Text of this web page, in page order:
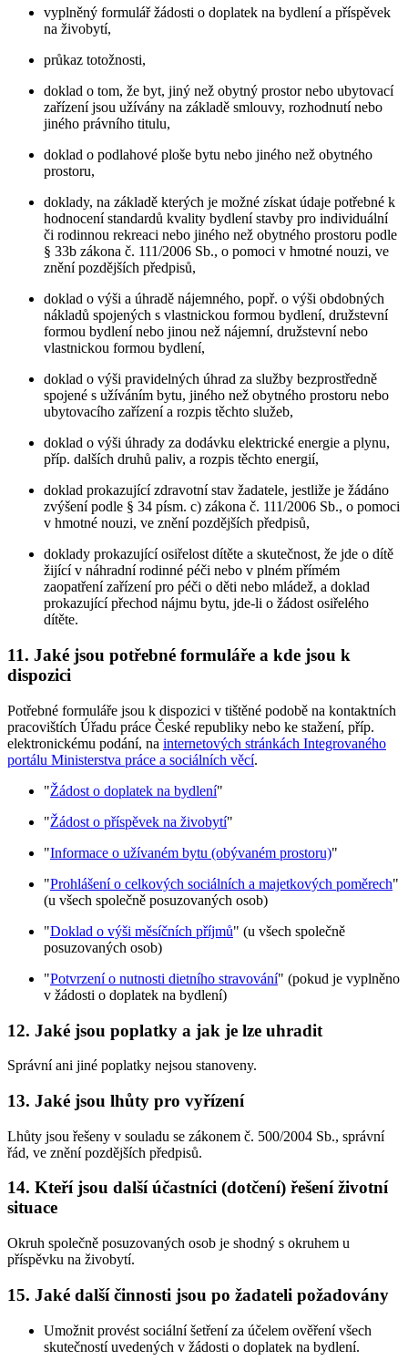
vyplněný formulář žádosti o doplatek na bydlení a příspěvek
na živobytí,
průkaz totožnosti,
doklad o tom, že byt, jiný než obytný prostor nebo ubytovací
zařízení jsou užívány na základě smlouvy, rozhodnutí nebo
jiného právního titulu,
doklad o podlahové ploše bytu nebo jiného než obytného
prostoru,
doklady, na základě kterých je možné získat údaje potřebné k
hodnocení standardů kvality bydlení stavby pro individuální
či rodinnou rekreaci nebo jiného než obytného prostoru podle
§ 33b zákona č. 111/2006 Sb., o pomoci v hmotné nouzi, ve
znění pozdějších předpisů,
doklad o výši a úhradě nájemného, popř. o výši obdobných
nákladů spojených s vlastnickou formou bydlení, družstevní
formou bydlení nebo jinou než nájemní, družstevní nebo
vlastnickou formou bydlení,
doklad o výši pravidelných úhrad za služby bezprostředně
spojené s užíváním bytu, jiného než obytného prostoru nebo
ubytovacího zařízení a rozpis těchto služeb,
doklad o výši úhrady za dodávku elektrické energie a plynu,
příp. dalších druhů paliv, a rozpis těchto energií,
doklad prokazující zdravotní stav žadatele, jestliže je žádáno
zvýšení podle § 34 písm. c) zákona č. 111/2006 Sb., o pomoci
v hmotné nouzi, ve znění pozdějších předpisů,
doklady prokazující osiřelost dítěte a skutečnost, že jde o dítě
žijící v náhradní rodinné péči nebo v plném přímém
zaopatření zařízení pro péči o děti nebo mládež, a doklad
prokazující přechod nájmu bytu, jde-li o žádost osiřelého
dítěte.
11. Jaké jsou potřebné formuláře a kde jsou k
dispozici
Potřebné formuláře jsou k dispozici v tištěné podobě na kontaktních
pracovištích Úřadu práce České republiky nebo ke stažení, příp.
elektronickému podání, na internetových stránkách Integrovaného
portálu Ministerstva práce a sociálních věcí.
"Žádost o doplatek na bydlení"
"Žádost o příspěvek na živobytí"
"Informace o užívaném bytu (obývaném prostoru)"
"Prohlášení o celkových sociálních a majetkových poměrech"
(u všech společně posuzovaných osob)
"Doklad o výši měsíčních příjmů" (u všech společně
posuzovaných osob)
"Potvrzení o nutnosti dietního stravování" (pokud je vyplněno
v žádosti o doplatek na bydlení)
12. Jaké jsou poplatky a jak je lze uhradit
Správní ani jiné poplatky nejsou stanoveny.
13. Jaké jsou lhůty pro vyřízení
Lhůty jsou řešeny v souladu se zákonem č. 500/2004 Sb., správní
řád, ve znění pozdějších předpisů.
14. Kteří jsou další účastníci (dotčení) řešení životní
situace
Okruh společně posuzovaných osob je shodný s okruhem u
příspěvku na živobytí.
15. Jaké další činnosti jsou po žadateli požadovány
Umožnit provést sociální šetření za účelem ověření všech
skutečností uvedených v žádosti o doplatek na bydlení.